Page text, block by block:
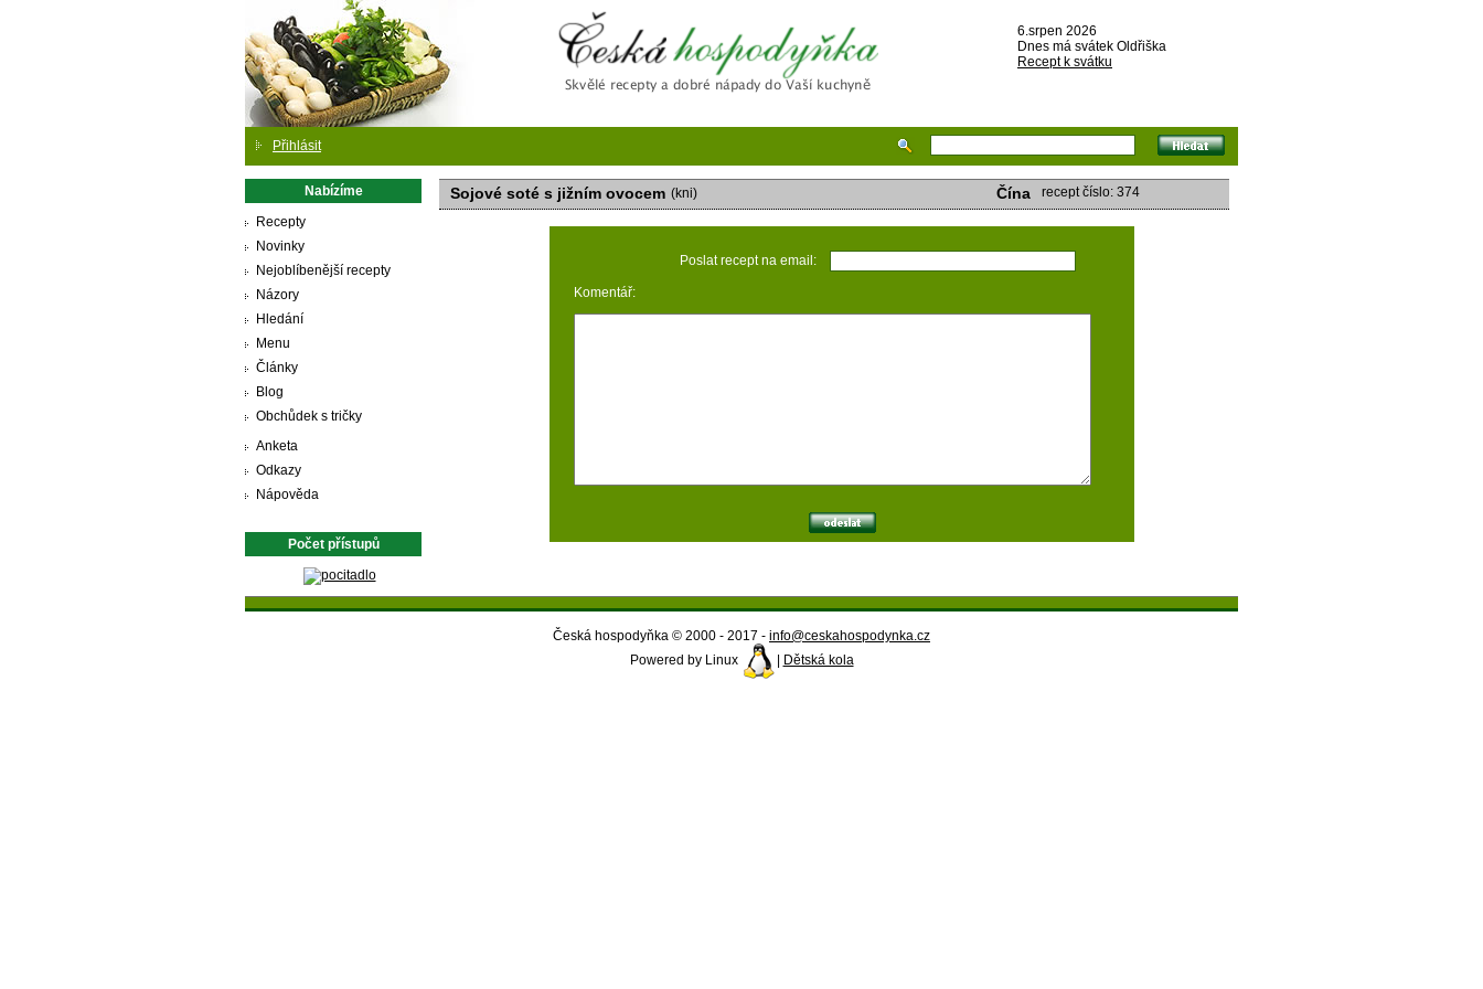
Česká hospodyňka
6.srpen 2026
Dnes má svátek Oldřiška
Recept k svátku
Přihlásit
Nabízíme
Recepty
Novinky
Nejoblíbenější recepty
Názory
Hledání
Menu
Články
Blog
Obchůdek s tričky
Anketa
Odkazy
Nápověda
Počet přístupů
Sojové soté s jižním ovocem (kni) Čína recept číslo: 374
Poslat recept na email:
Komentář:
Česká hospodyňka © 2000 - 2017 - info@ceskahospodynka.cz
Powered by Linux
Dětská kola